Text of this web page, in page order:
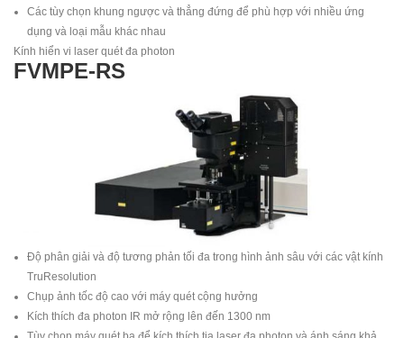
Các tùy chọn khung ngược và thẳng đứng để phù hợp với nhiều ứng
dụng và loại mẫu khác nhau
Kính hiển vi laser quét đa photon
FVMPE-RS
Độ phân giải và độ tương phản tối đa trong hình ảnh sâu với các vật kính
TruResolution
Chụp ảnh tốc độ cao với máy quét cộng hưởng
Kích thích đa photon IR mở rộng lên đến 1300 nm